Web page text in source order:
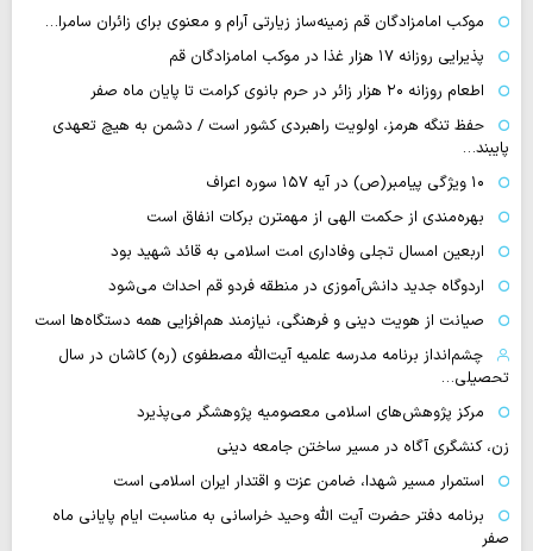
موکب امامزادگان قم زمینه‌ساز زیارتی آرام و معنوی برای زائران سامرا…
پذیرایی روزانه ۱۷ هزار غذا در موکب امامزادگان قم
اطعام روزانه ۲۰ هزار زائر در حرم بانوی کرامت تا پایان ماه صفر
حفظ تنگه هرمز، اولویت راهبردی کشور است / دشمن به هیچ تعهدی
پایبند…
۱۰ ویژگی پیامبر(ص) در آیه ۱۵۷ سوره اعراف
بهره‌مندی از حکمت الهی از مهمترن برکات انفاق است
اربعین امسال تجلی وفاداری امت اسلامی به قائد شهید بود
اردوگاه جدید دانش‌آموزی در منطقه فردو قم احداث می‌شود
صیانت از هویت دینی و فرهنگی، نیازمند هم‌افزایی همه دستگاه‌ها است
چشم‌انداز برنامه مدرسه علمیه آیت‌الله مصطفوی (ره) کاشان در سال
تحصیلی…
مرکز پژوهش‌های اسلامی معصومیه پژوهشگر می‌پذیرد
زن، کنشگری آگاه در مسیر ساختن جامعه دینی
استمرار مسیر شهدا، ضامن عزت و اقتدار ایران اسلامی است
برنامه دفتر حضرت آیت الله وحید خراسانی به مناسبت ایام پایانی ماه
صفر